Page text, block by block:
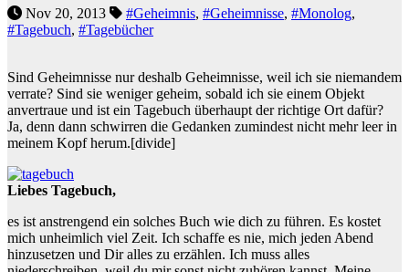
Nov 20, 2013 #Geheimnis, #Geheimnisse, #Monolog,
#Tagebuch, #Tagebücher
Sind Geheimnisse nur deshalb Geheimnisse, weil ich sie niemandem
verrate? Sind sie weniger geheim, sobald ich sie einem Objekt
anvertraue und ist ein Tagebuch überhaupt der richtige Ort dafür?
Ja, denn dann schwirren die Gedanken zumindest nicht mehr leer in
meinem Kopf herum.[divide]
Liebes Tagebuch,
es ist anstrengend ein solches Buch wie dich zu führen. Es kostet
mich unheimlich viel Zeit. Ich schaffe es nie, mich jeden Abend
hinzusetzen und Dir alles zu erzählen. Ich muss alles